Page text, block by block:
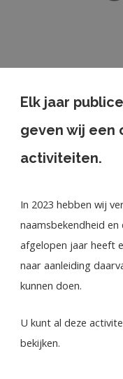
Elk jaar
geven wij een
activiteiten.
In 2023 hebben wij
naamsbekendheid
afgelopen jaar heeft
naar aanleiding
kunnen doen.
U kunt al deze
bekijken.